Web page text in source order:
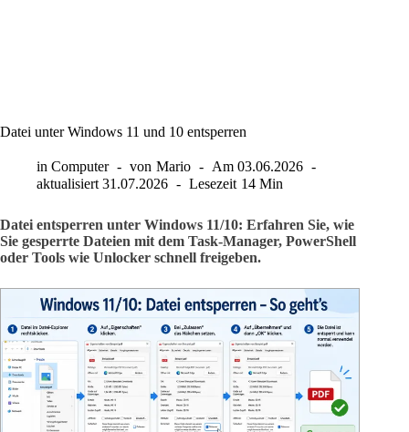
Datei unter Windows 11 und 10 entsperren
in Computer von Mario Am 03.06.2026
aktualisiert 31.07.2026 Lesezeit 14 Min
Datei entsperren unter Windows 11/10: Erfahren Sie, wie
Sie gesperrte Dateien mit dem Task-Manager, PowerShell
oder Tools wie Unlocker schnell freigeben.